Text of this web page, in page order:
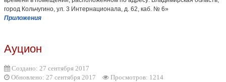
город Кольчугино, ул. 3 Интернационала, д. 62, каб. № 6»
Приложения
Ауцион
Создано: 27 сентября 2017
Обновлено: 27 сентября 2017
Просмотров: 1214